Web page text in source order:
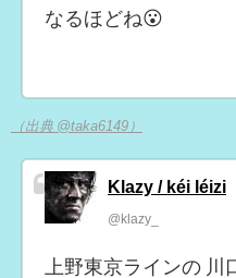
なるほどね😮
（出典 @taka6149）
Klazy / kéi léizi
@klazy_
上野東京ラインの